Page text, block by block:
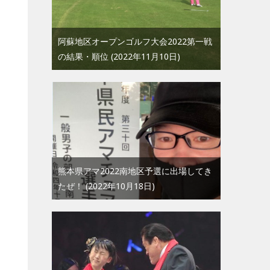
阿蘇地区オープンゴルフ大会2022第一戦
の結果・順位 2022年11月10日
熊本県アマ2022南地区予選に出場してき
たぜ！ 2022年10月18日